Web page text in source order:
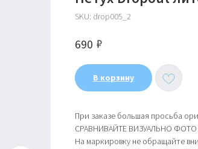
SKU: drop005_2
690 ₽
В корзину
При заказе большая просьба
СРАВНИВАЙТЕ ВИЗУАЛЬНО
На маркировку не обращайте